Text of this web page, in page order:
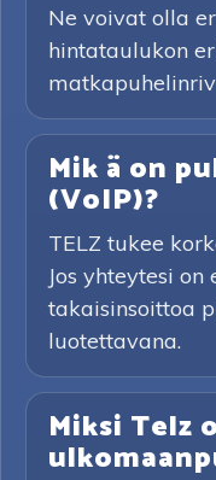
Ne voivat olla
hintataulukon
Mik ä on
(VoIP)?
TELZ tukee
Jos yhteytesi
takaisinsoittoa
luotettavana.
Miksi Telz